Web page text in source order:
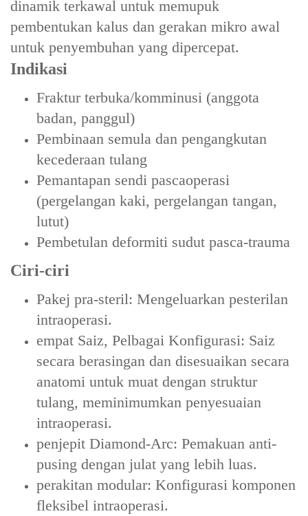
‌dinamik terkawal‌ untuk memupuk
pembentukan kalus dan gerakan mikro awal
untuk penyembuhan yang dipercepat.
Indikasi
Fraktur terbuka/komminusi (anggota
badan, panggul)
Pembinaan semula dan pengangkutan
kecederaan tulang
Pemantapan sendi pascaoperasi
(pergelangan kaki, pergelangan tangan,
lutut)
Pembetulan deformiti sudut pasca-trauma
Ciri-ciri
‌Pakej pra-steril‌: Mengeluarkan pesterilan
intraoperasi.
empat Saiz, Pelbagai Konfigurasi: Saiz
secara berasingan dan disesuaikan secara
anatomi untuk muat dengan struktur
tulang, meminimumkan penyesuaian
intraoperasi.
penjepit Diamond-Arc: Pemakuan anti-
pusing dengan julat yang lebih luas.
perakitan modular: Konfigurasi komponen
fleksibel intraoperasi.